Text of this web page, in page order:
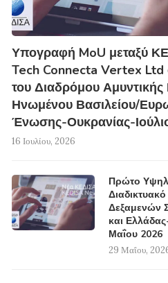
Υπογραφή MoU μεταξύ
Tech Connecta Vertex Ltd
του Διαδρόμου Αμυντικής
Ηνωμένου Βασιλείου/
Ένωσης-Ουκρανίας-
16 Ιουλίου, 2026
Πρώτο
Δεξαμενών
και
Μαΐου 2026
29 Μαΐου,